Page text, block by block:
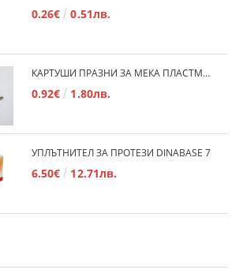
0.26€ 0.51лв.
КАРТУШИ ПРАЗНИ ЗА МЕКА ПЛАСТМАСА
0.92€ 1.80лв.
УПЛЪТНИТЕЛ ЗА ПРОТЕЗИ DINABASE 7
6.50€ 12.71лв.